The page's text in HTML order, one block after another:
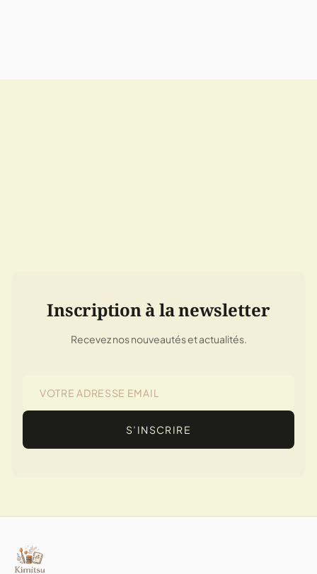
Inscription à la newsletter
Recevez nos nouveautés et actualités.
S’INSCRIRE